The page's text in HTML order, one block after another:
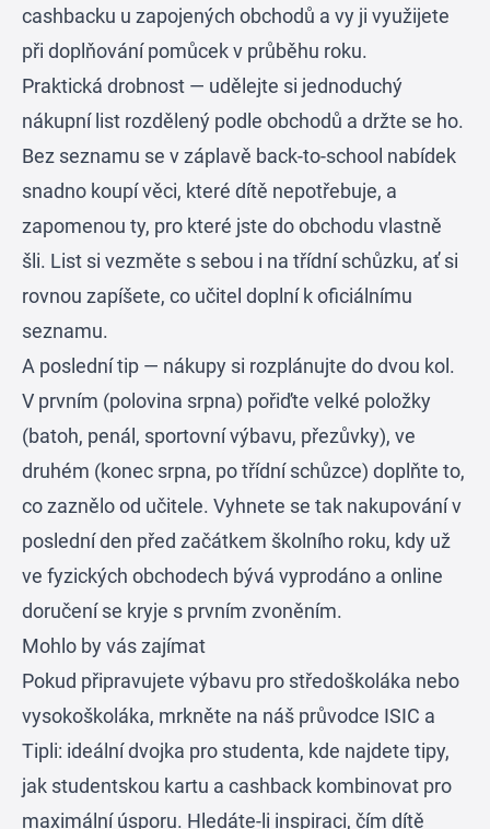
cashbacku u zapojených obchodů a vy ji využijete
při doplňování pomůcek v průběhu roku.
Praktická drobnost — udělejte si jednoduchý
nákupní list rozdělený podle obchodů a držte se ho.
Bez seznamu se v záplavě back-to-school nabídek
snadno koupí věci, které dítě nepotřebuje, a
zapomenou ty, pro které jste do obchodu vlastně
šli. List si vezměte s sebou i na třídní schůzku, ať si
rovnou zapíšete, co učitel doplní k oficiálnímu
seznamu.
A poslední tip — nákupy si rozplánujte do dvou kol.
V prvním (polovina srpna) pořiďte velké položky
(batoh, penál, sportovní výbavu, přezůvky), ve
druhém (konec srpna, po třídní schůzce) doplňte to,
co zaznělo od učitele. Vyhnete se tak nakupování v
poslední den před začátkem školního roku, kdy už
ve fyzických obchodech bývá vyprodáno a online
doručení se kryje s prvním zvoněním.
Mohlo by vás zajímat
Pokud připravujete výbavu pro středoškoláka nebo
vysokoškoláka, mrkněte na náš průvodce ISIC a
Tipli: ideální dvojka pro studenta, kde najdete tipy,
jak studentskou kartu a cashback kombinovat pro
maximální úsporu. Hledáte-li inspiraci, čím dítě